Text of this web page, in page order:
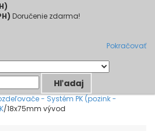
Doručenie zdarma!
Pokračovať
Hľadaj
- Systém PK (pozink -
/18x75mm vývod